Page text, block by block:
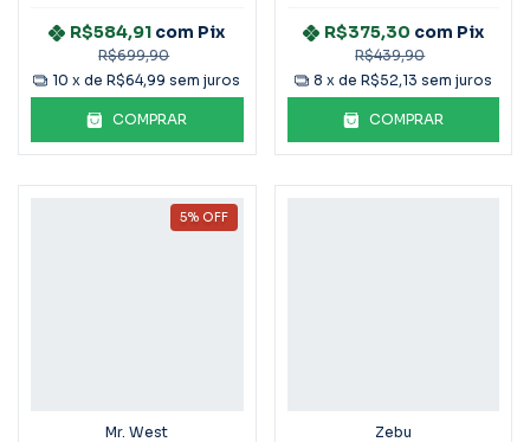
R$699,90
R$584,91 com Pix
10 x deR$64,99 sem juros
COMPRAR
R$439,90
R$375,30 com Pix
8 x de R$52,13 sem juros
COMPRAR
5% OFF
Mr. West Zebu